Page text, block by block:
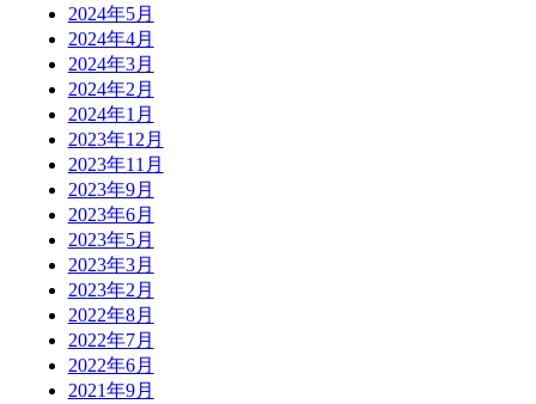
2024年5月
2024年4月
2024年3月
2024年2月
2024年1月
2023年12月
2023年11月
2023年9月
2023年6月
2023年5月
2023年3月
2023年2月
2022年8月
2022年7月
2022年6月
2021年9月